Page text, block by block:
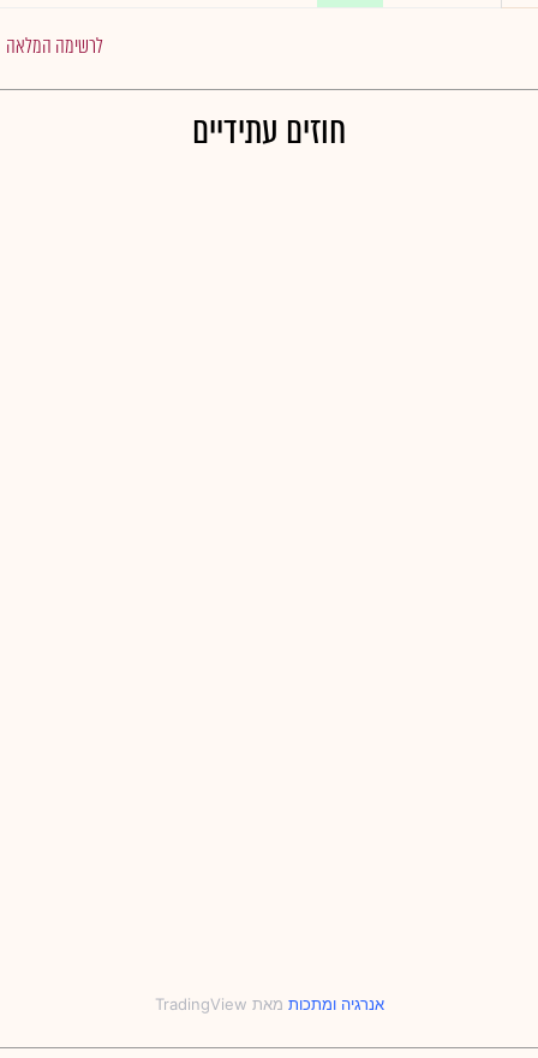
לרשימה המלאה
חוזים עתידיים
אנרגיה ‎ו‎ מתכות